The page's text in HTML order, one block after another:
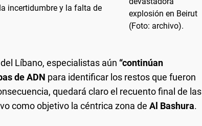
incertidumbre y la falta de
Líbano, especialistas aún “continúan
de ADN para identificar los restos que fueron
quedará claro el recuento final de las
como objetivo la céntrica zona de Al Bashura.